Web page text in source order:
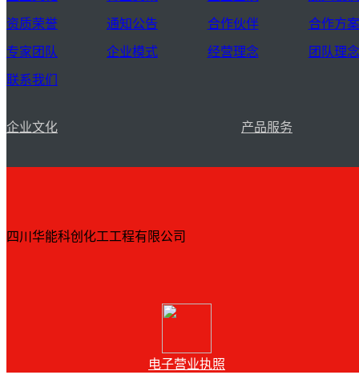
资质荣誉
专家团队
联系我们
通知公告
企业模式
合作伙伴
经营理念
合作方案
团队理念
企业文化 产品服务
四川华能科创化工工程有限公司
电子营业执照